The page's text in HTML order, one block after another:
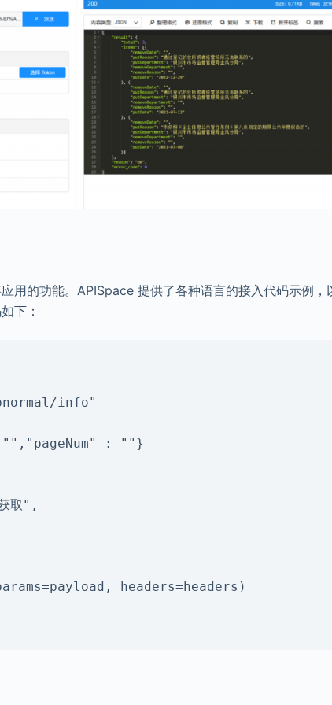
用的功能。APISpace 提供了各种语言的接入代码示例，
下：
info"
: ""}
headers=headers)